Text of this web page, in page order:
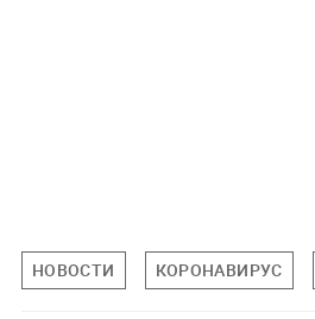
НОВОСТИ КОРОНАВИРУС